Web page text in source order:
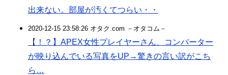
出来ない。部屋が汚くてつらい・・
2020-12-15 23:58:26 オタク.com －オタコム－
【！？】APEX女性プレイヤーさん、コンバーター
が映り込んでいる写真をUP→驚きの言い訳がこち
ら…